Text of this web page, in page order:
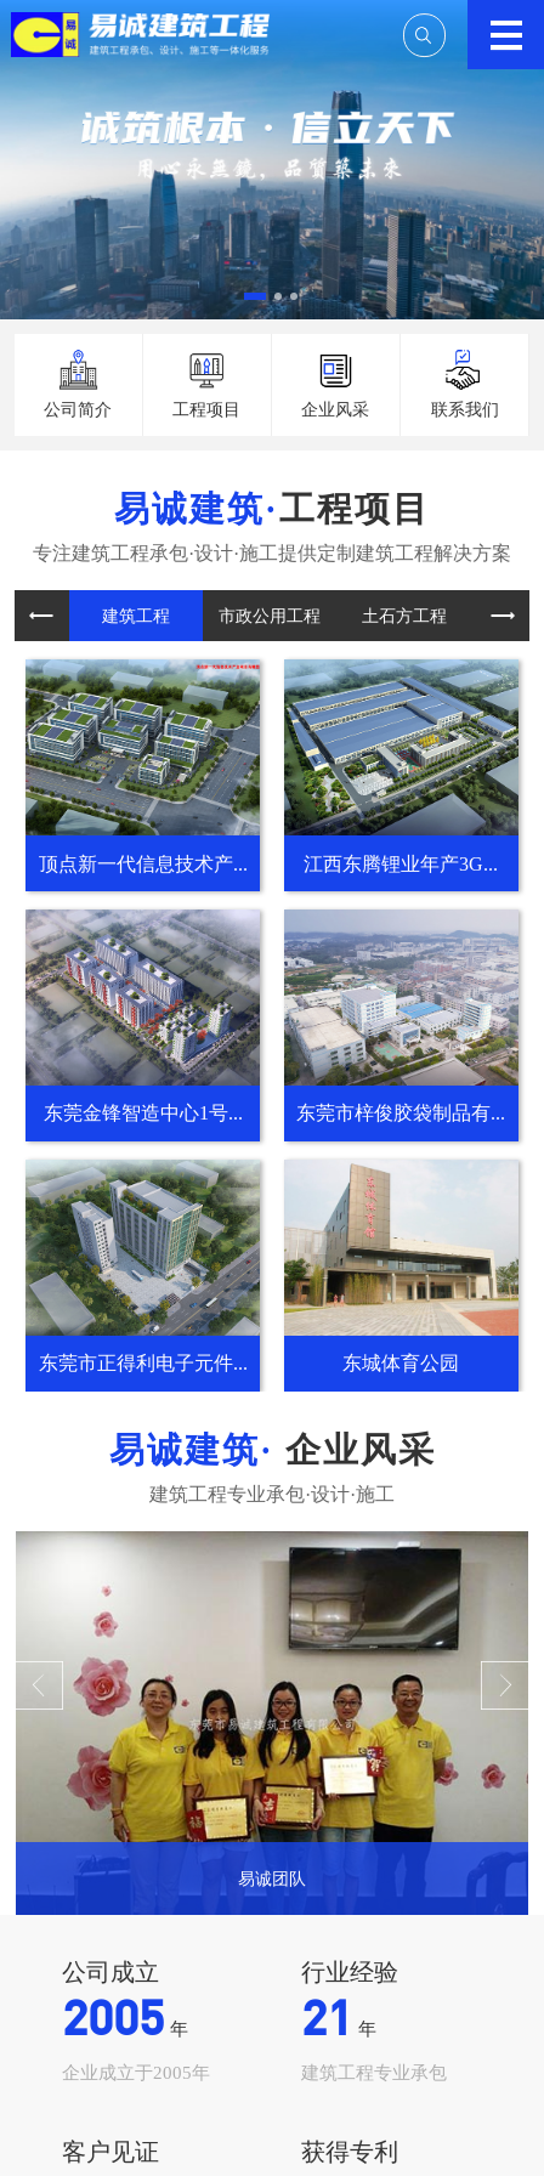
公司简介 工程项目 企业风采 联系我们
工程项目
建筑工程 市政公用 土石方工 装饰装
顶点新一代信息技术产... 江西东腾锂业年产3G...
东莞金锋智造中心1号... 东莞市梓俊胶袋制品有...
东莞市正得利电子元件... 东城体育公园
企业风采
易诚团队
公司成立
2005 年
企业成立于2005年
行业经验
21 年
建筑工程专业承包
客户见证 获得专利